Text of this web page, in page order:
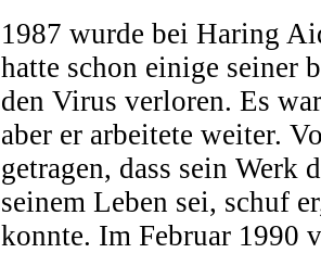
1987 wurde bei Haring
hatte schon einige seiner
den Virus verloren. Es
aber er arbeitete weiter.
getragen, dass sein Werk
seinem Leben sei, schuf
konnte. Im Februar 1990